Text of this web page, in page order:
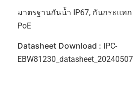
มาตรฐานกันน้ำ IP67, กันกระแทก
PoE
Datasheet Download : IPC-